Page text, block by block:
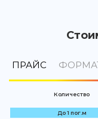
ПРАЙС
Количество
До 1 пог.м